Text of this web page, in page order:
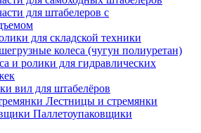
для штабелеров с
для складской техники
колеса (чугун полиуретан)
и ролики для гидравлических
вил для штабелёров
Лестницы и стремянки
Паллетоупаковщики